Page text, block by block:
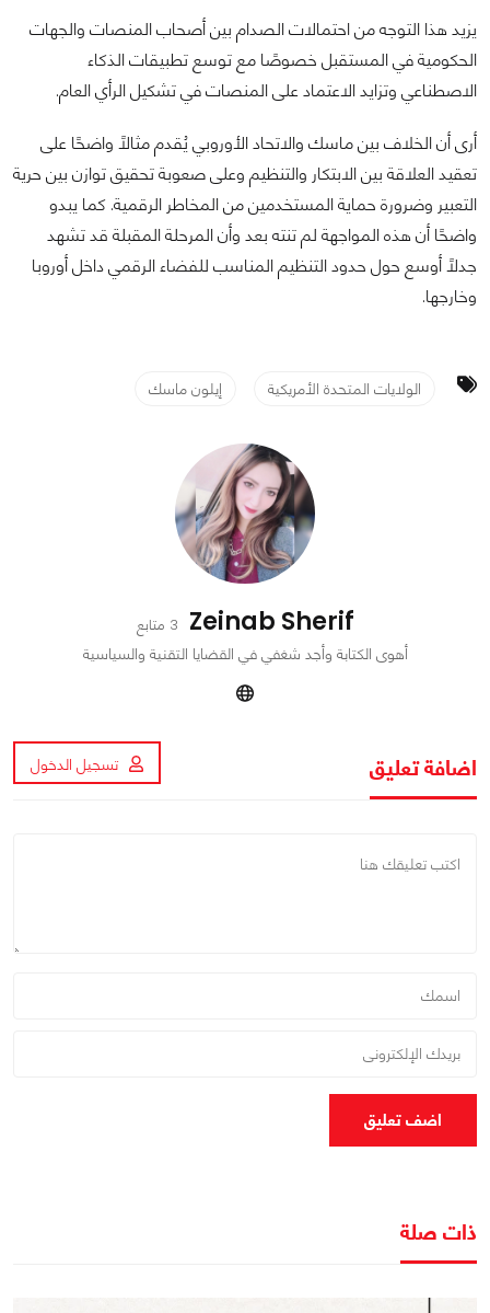
يزيد هذا التوجه من احتمالات الصدام بين أصحاب المنصات والجهات
الحكومية في المستقبل خصوصًا مع توسع تطبيقات الذكاء
الاصطناعي وتزايد الاعتماد على المنصات في تشكيل الرأي العام.
أرى أن الخلاف بين ماسك والاتحاد الأوروبي يُقدم مثالًا واضحًا على
تعقيد العلاقة بين الابتكار والتنظيم وعلى صعوبة تحقيق توازن بين حرية
التعبير وضرورة حماية المستخدمين من المخاطر الرقمية. كما يبدو
واضحًا أن هذه المواجهة لم تنته بعد وأن المرحلة المقبلة قد تشهد
جدلًا أوسع حول حدود التنظيم المناسب للفضاء الرقمي داخل أوروبا
وخارجها.
الولايات المتحدة الأمريكية إيلون ماسك
Zeinab Sherif 3 متابع
أهوى الكتابة وأجد شغفي في القضايا التقنية والسياسية
اضافة تعليق تسجيل الدخول
اضف تعليق
ذات صلة